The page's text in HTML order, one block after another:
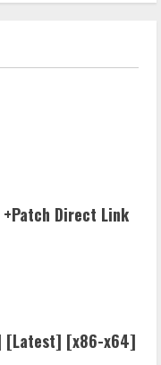
Direct Link
[Latest] [x86-x64]